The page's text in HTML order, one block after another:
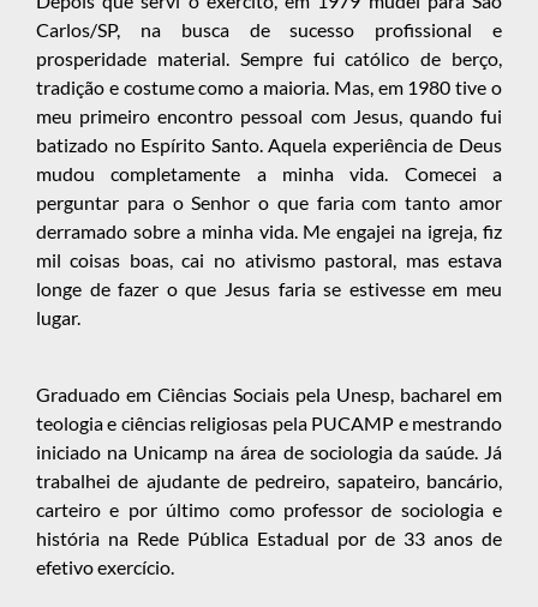
Carlos/SP, na busca de sucesso profissional e
prosperidade material. Sempre fui católico de berço,
tradição e costume como a maioria. Mas, em 1980 tive o
meu primeiro encontro pessoal com Jesus, quando fui
batizado no Espírito Santo. Aquela experiência de Deus
mudou completamente a minha vida. Comecei a
perguntar para o Senhor o que faria com tanto amor
derramado sobre a minha vida. Me engajei na igreja, fiz
mil coisas boas, cai no ativismo pastoral, mas estava
longe de fazer o que Jesus faria se estivesse em meu
lugar.
Graduado em Ciências Sociais pela Unesp, bacharel em
teologia e ciências religiosas pela PUCAMP e mestrando
iniciado na Unicamp na área de sociologia da saúde. Já
trabalhei de ajudante de pedreiro, sapateiro, bancário,
carteiro e por último como professor de sociologia e
história na Rede Pública Estadual por de 33 anos de
efetivo exercício.